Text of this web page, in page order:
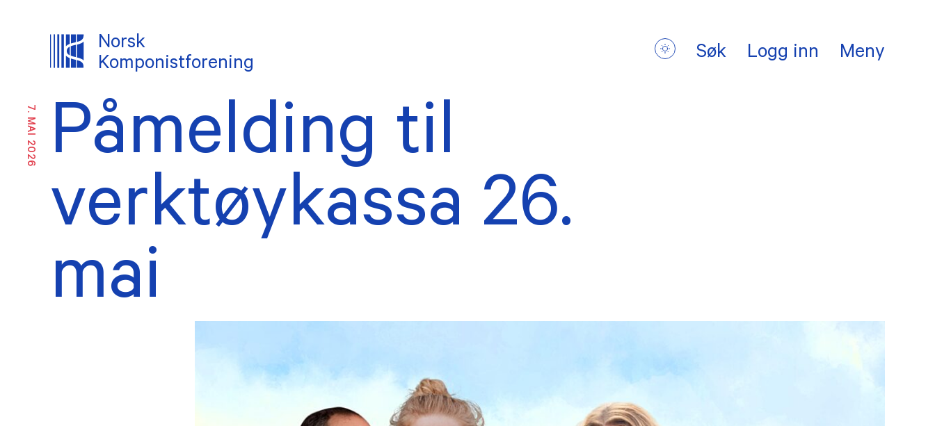
Norsk
Komponistforening
Søk Logg inn Meny
OM NKF
Om oss
Ansatte
Likestillings- og
inkluderingsombud
Eksterne verv
Vedtekter
Nyhetsarkiv
Kontraktsmaler
Teatermusikk
Bibalohuset i Larvik
Leilighet i Brussel
Påmelding til
verktøykassa 26.
mai
7. MAI 2026